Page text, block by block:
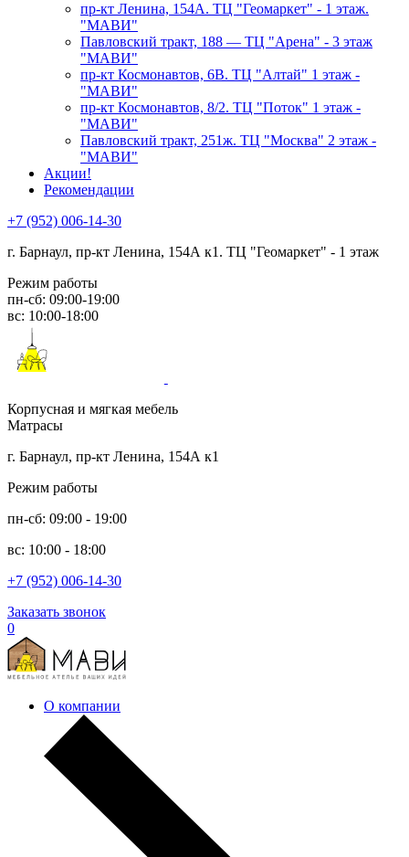
пр-кт Ленина, 154А. ТЦ "Геомаркет" - 1 этаж.
"МАВИ"
​Павловский тракт, 188 — ТЦ "Арена" - 3 этаж
"МАВИ"
пр-кт Космонавтов, 6В. ТЦ "Алтай" 1 этаж -
"МАВИ"
пр-кт Космонавтов, 8/2. ТЦ "Поток" 1 этаж -
"МАВИ"
Павловский тракт, 251ж. ТЦ "Москва" 2 этаж -
"МАВИ"
Акции!
Рекомендации
+7 (952) 006-14-30
г. Барнаул, пр-кт Ленина, 154А к1. ТЦ "Геомаркет" - 1 этаж
Режим работы
пн-сб: 09:00-19:00
вс: 10:00-18:00
Корпусная и мягкая мебель
Матрасы
г. Барнаул, пр-кт Ленина, 154А к1
Режим работы
пн-сб: 09:00 - 19:00
вс: 10:00 - 18:00
+7 (952) 006-14-30
Заказать звонок
0
О компании